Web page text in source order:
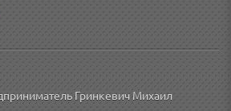
Гринкевич Михаил